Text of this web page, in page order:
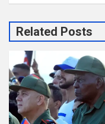
Related Posts